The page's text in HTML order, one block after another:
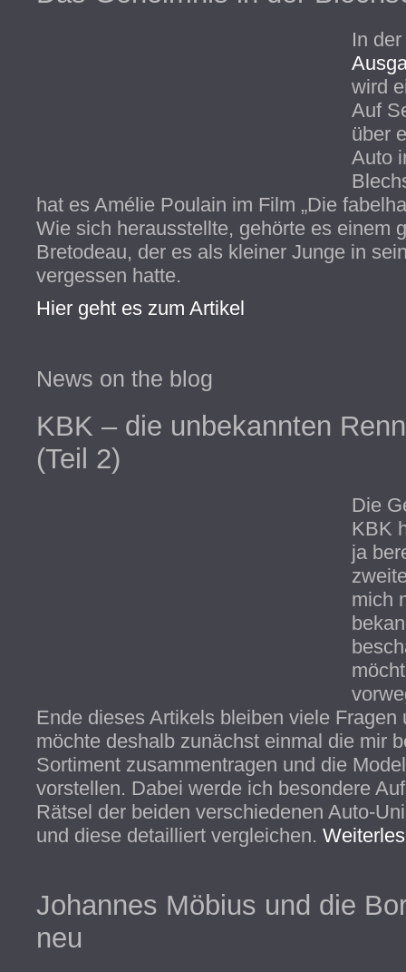
In
wird
Auf
über
Auto
hat es Amélie Poulain im Film „Die
Wie sich herausstellte, gehörte es einem
Bretodeau, der es als kleiner Junge in
vergessen hatte.
Hier geht es zum Artikel
News on the blog
KBK – die unbekannten
(Teil 2)
Die
KBK
ja
mich
Ende dieses Artikels bleiben viele Fragen
möchte deshalb zunächst einmal die mir
Sortiment zusammentragen und die
vorstellen. Dabei werde ich besondere
Rätsel der beiden verschiedenen Auto-
und diese detailliert vergleichen.
Johannes Möbius und die
neu